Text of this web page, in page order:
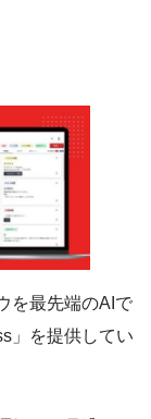
を最先端のAIで
」を提供してい